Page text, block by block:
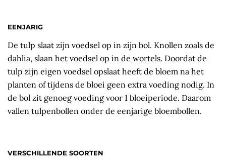
EENJARIG
De tulp slaat zijn voedsel op in zijn bol. Knollen zoals de
dahlia, slaan het voedsel op in de wortels. Doordat de
tulp zijn eigen voedsel opslaat heeft de bloem na het
planten of tijdens de bloei geen extra voeding nodig. In
de bol zit genoeg voeding voor 1 bloeiperiode. Daarom
vallen tulpenbollen onder de eenjarige bloembollen.
VERSCHILLENDE SOORTEN